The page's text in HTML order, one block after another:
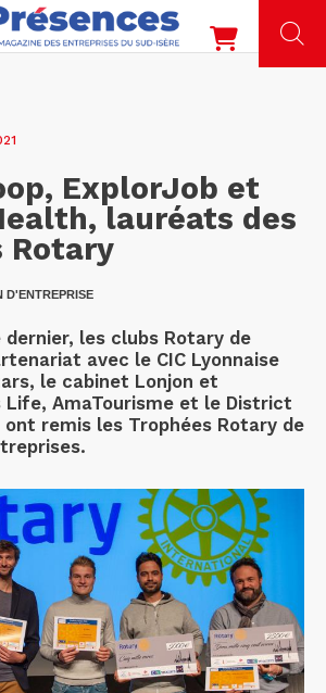
ExplorJob et
lauréats des
Rotary
D'ENTREPRISE
dernier, les clubs Rotary de
avec le CIC Lyonnaise
le cabinet Lonjon et
Life, AmaTourisme et le District
ont remis les Trophées Rotary de